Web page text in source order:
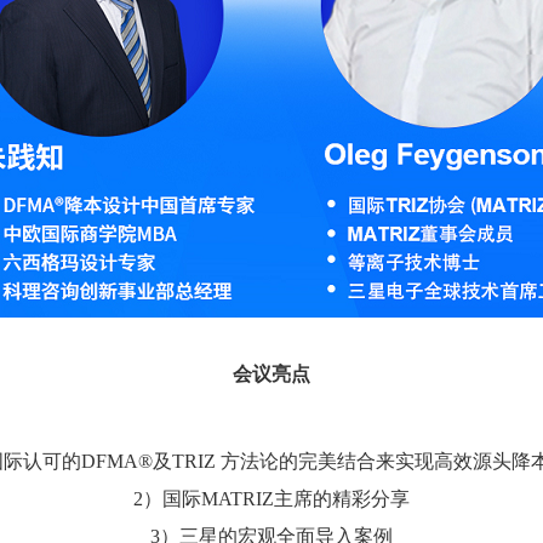
会议亮点
际认可的DFMA®及TRIZ 方法论的完美结合来实现高效源头降
2）国际MATRIZ主席的精彩分享
3）三星的宏观全面导入案例